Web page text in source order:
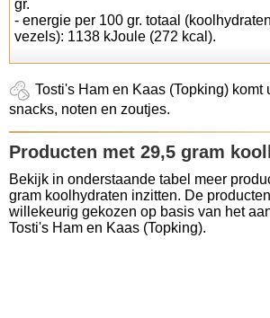
gr.
- energie per 100 gr. totaal
vezels): 1138 kJoule (272 kcal).
Tosti's Ham en Kaas (Topking) komt
snacks, noten en zoutjes.
Producten met 29,5 gram
Bekijk in onderstaande tabel meer
gram koolhydraten inzitten. De
willekeurig gekozen op basis van het
Tosti's Ham en Kaas (Topking).